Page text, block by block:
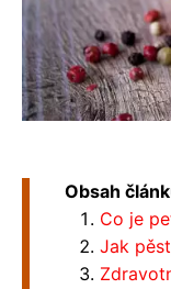
Obsah
Co je
Jak